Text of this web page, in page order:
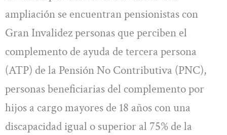
ampliación se encuentran pensionistas con
Gran Invalidez personas que perciben el
complemento de ayuda de tercera persona
(ATP) de la Pensión No Contributiva (PNC),
personas beneficiarias del complemento por
hijos a cargo mayores de 18 años con una
discapacidad igual o superior al 75% de la